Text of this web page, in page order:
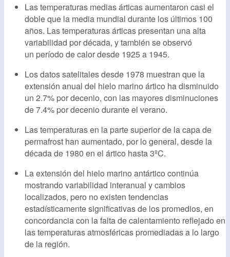
Las temperaturas medias árticas aumentaron casi el
doble que la media mundial durante los últimos 100
años. Las temperaturas árticas presentan una alta
variabilidad por década, y también se observó
un período de calor desde 1925 a 1945.
Los datos satelitales desde 1978 muestran que la
extensión anual del hielo marino ártico ha disminuido
un 2.7% por decenio, con las mayores disminuciones
de 7.4% por decenio durante el verano.
Las temperaturas en la parte superior de la capa de
permafrost han aumentado, por lo general, desde la
década de 1980 en el ártico hasta 3ºC.
La extensión del hielo marino antártico continúa
mostrando variabilidad interanual y cambios
localizados, pero no existen tendencias
estadísticamente significativas de los promedios, en
concordancia con la falta de calentamiento reflejado en
las temperaturas atmosféricas promediadas a lo largo
de la región.